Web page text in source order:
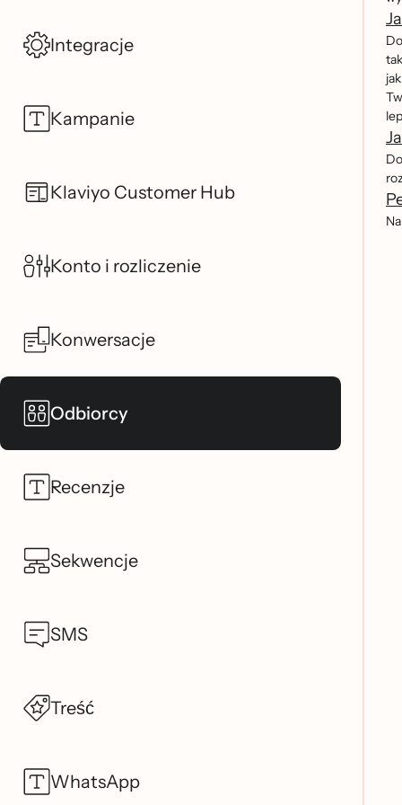
Integracje
Kampanie
Klaviyo Customer Hub
Konto i rozliczenie
Konwersacje
Odbiorcy
Recenzje
Sekwencje
SMS
Treść
WhatsApp